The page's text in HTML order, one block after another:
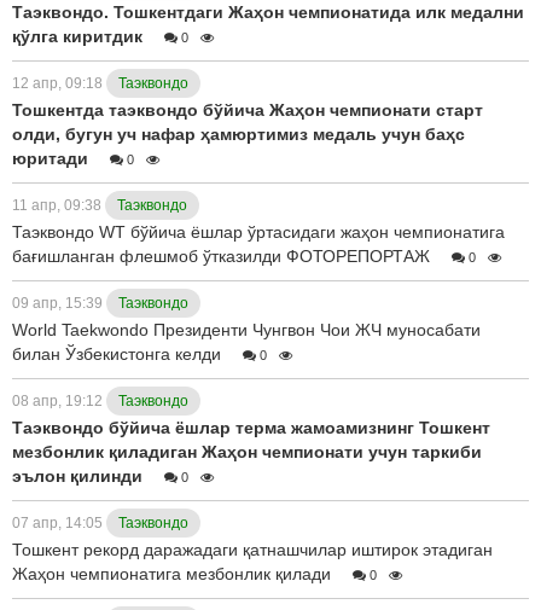
Таэквондо. Тошкентдаги Жаҳон чемпионатида илк медални
қўлга киритдик
0
12 апр, 09:18 Таэквондо
Тошкентда таэквондо бўйича Жаҳон чемпионати старт
олди, бугун уч нафар ҳамюртимиз медаль учун баҳс
юритади
0
11 апр, 09:38 Таэквондо
Таэквондо WT бўйича ёшлар ўртасидаги жаҳон чемпионатига
бағишланган флешмоб ўтказилди ФОТОРЕПОРТАЖ
0
09 апр, 15:39 Таэквондо
World Taekwondo Президенти Чунгвон Чои ЖЧ муносабати
билан Ўзбекистонга келди
0
08 апр, 19:12 Таэквондо
Таэквондо бўйича ёшлар терма жамоамизнинг Тошкент
мезбонлик қиладиган Жаҳон чемпионати учун таркиби
эълон қилинди
0
07 апр, 14:05 Таэквондо
Тошкент рекорд даражадаги қатнашчилар иштирок этадиган
Жаҳон чемпионатига мезбонлик қилади
0